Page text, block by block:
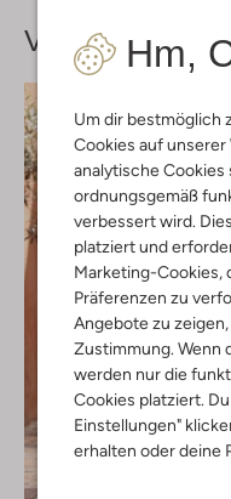
Hm,
Um dir bestmöglich
Cookies auf
analytische Cookies
ordnungsgemäß
verbessert wird.
platziert und
Marketing-Cookies,
Präferenzen zu
Angebote zu
Zustimmung. Wenn
werden nur die
Cookies platziert.
Einstellungen"
erhalten oder deine